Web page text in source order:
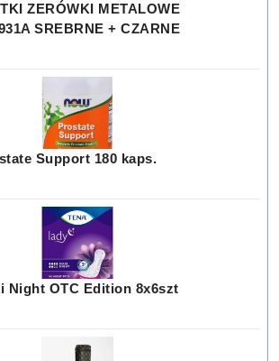
ZERÓWKI METALOWE
SREBRNE + CZARNE
Support 180 kaps.
Night OTC Edition 8x6szt